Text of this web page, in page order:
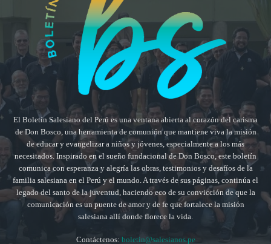
El Boletín Salesiano del Perú es una ventana abierta al corazón del carisma
de Don Bosco, una herramienta de comunión que mantiene viva la misión
de educar y evangelizar a niños y jóvenes, especialmente a los más
necesitados. Inspirado en el sueño fundacional de Don Bosco, este boletín
comunica con esperanza y alegría las obras, testimonios y desafíos de la
familia salesiana en el Perú y el mundo. A través de sus páginas, continúa el
legado del santo de la juventud, haciendo eco de su convicción de que la
comunicación es un puente de amor y de fe que fortalece la misión
salesiana allí donde florece la vida.
Contáctenos: boletin@salesianos.pe